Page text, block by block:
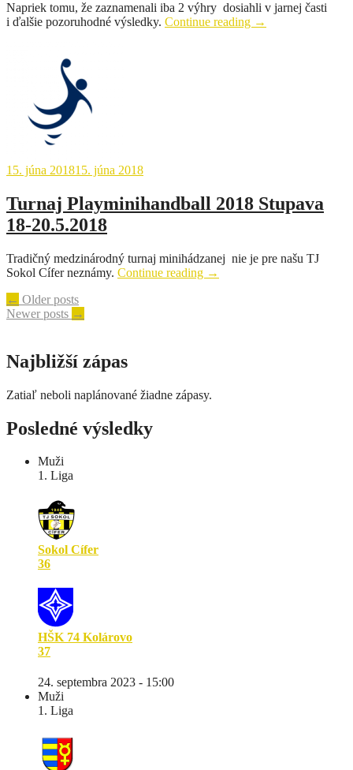
Napriek tomu, že zaznamenali iba 2 výhry dosiahli v jarnej časti
i ďalšie pozoruhodné výsledky. Continue reading „Záverečná
→
15. júna 201815. júna 2018
Turnaj Playminihandball 2018 Stupava
18-20.5.2018
Tradičný medzinárodný turnaj minihádzanej nie je pre našu TJ
Sokol Cífer neznámy. Continue reading „Turnaj
→
Posts
navigation
← Older posts
Newer posts →
Najbližší zápas
Zatiaľ neboli naplánované žiadne zápasy.
Posledné výsledky
Muži
1. Liga
Sokol Cífer
36
HŠK 74 Kolárovo
37
24. septembra 2023 - 15:00
Muži
1. Liga